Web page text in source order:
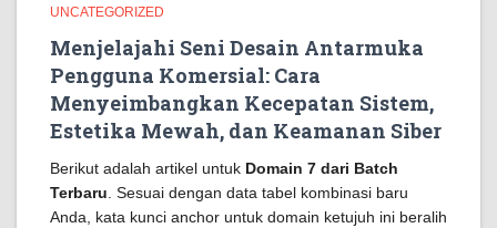
UNCATEGORIZED
Menjelajahi Seni Desain Antarmuka
Pengguna Komersial: Cara
Menyeimbangkan Kecepatan Sistem,
Estetika Mewah, dan Keamanan Siber
Berikut adalah artikel untuk Domain 7 dari Batch
Terbaru . Sesuai dengan data tabel kombinasi baru
Anda, kata kunci anchor untuk domain ketujuh ini beralih